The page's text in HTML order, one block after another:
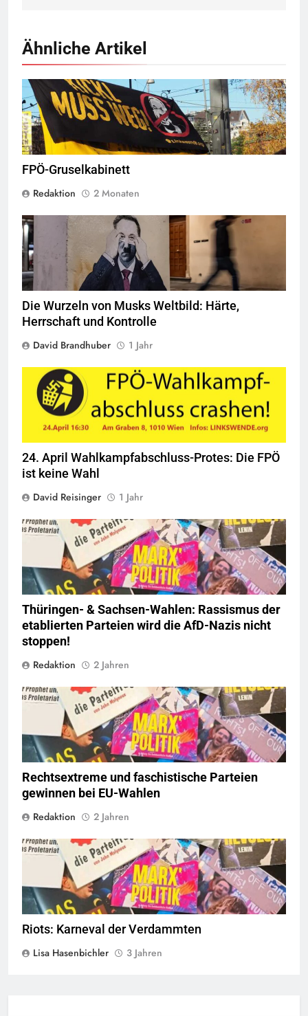
Ähnliche Artikel
© linkswende.org,CC-BY-SA-1.0
FPÖ-Gruselkabinett
Redaktion
2 Monaten
Quelle© Martevanni,CC-BY-SA-4.0
Die Wurzeln von Musks Weltbild: Härte,
Herrschaft und Kontrolle
David Brandhuber
1 Jahr
24. April Wahlkampfabschluss-Protes: Die FPÖ
ist keine Wahl
David Reisinger
1 Jahr
© linkswende.org,CC-BY-SA-1.0
Thüringen- & Sachsen-Wahlen: Rassismus der
etablierten Parteien wird die AfD-Nazis nicht
stoppen!
Redaktion
2 Jahren
© linkswende.org,CC-BY-SA-1.0
Rechtsextreme und faschistische Parteien
gewinnen bei EU-Wahlen
Redaktion
2 Jahren
© linkswende.org,CC-BY-SA-1.0
Riots: Karneval der Verdammten
Lisa Hasenbichler
3 Jahren